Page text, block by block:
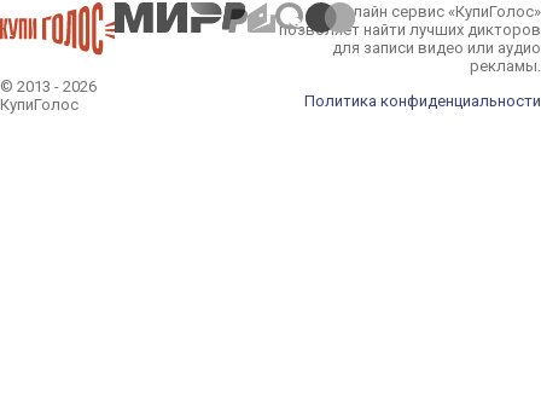
© 2013 - 2026
КупиГолос
Онлайн сервис «КупиГолос»
позволяет найти лучших дикторов
для записи видео или аудио
рекламы.
Политика конфиденциальности